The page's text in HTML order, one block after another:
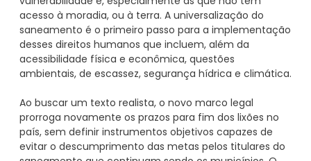
acesso à moradia, ou à terra. A universalização do
saneamento é o primeiro passo para a implementação
desses direitos humanos que incluem, além da
acessibilidade física e econômica, questões
ambientais, de escassez, segurança hídrica e climática.
Ao buscar um texto realista, o novo marco legal
prorroga novamente os prazos para fim dos lixões no
país, sem definir instrumentos objetivos capazes de
evitar o descumprimento das metas pelos titulares do